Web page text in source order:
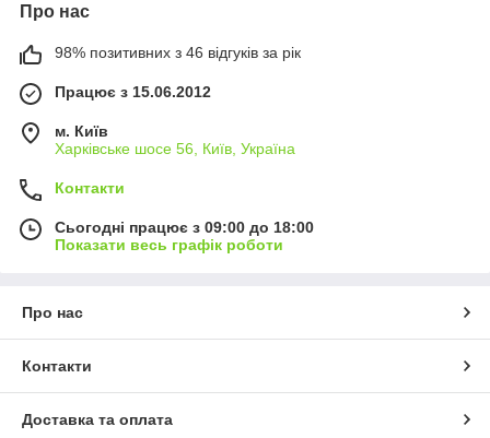
Про нас
98% позитивних з 46 відгуків за рік
Працює з 15.06.2012
м. Київ
Харківське шосе 56, Київ, Україна
Контакти
Сьогодні працює з 09:00 до 18:00
Показати весь графік роботи
Про нас
Контакти
Доставка та оплата